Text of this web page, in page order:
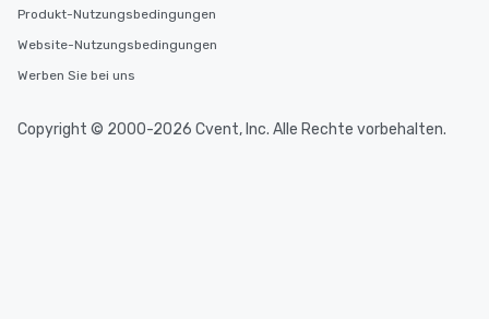
Produkt-Nutzungsbedingungen
Website-Nutzungsbedingungen
Werben Sie bei uns
Copyright © 2000-2026 Cvent, Inc. Alle Rechte vorbehalten.